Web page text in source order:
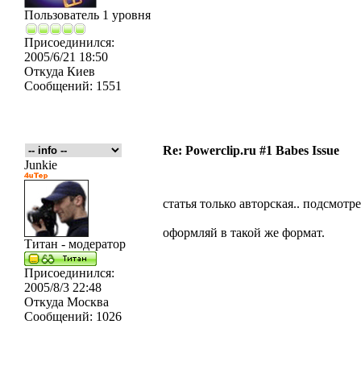
Пользователь 1 уровня
Присоединился:
2005/6/21 18:50
Откуда Киев
Сообщений: 1551
Re: Powerclip.ru #1 Babes Issue
Junkie
Титан - модератор
Присоединился:
2005/8/3 22:48
Откуда Москва
Сообщений: 1026
статья только авторская..
оформляй в такой же формат.